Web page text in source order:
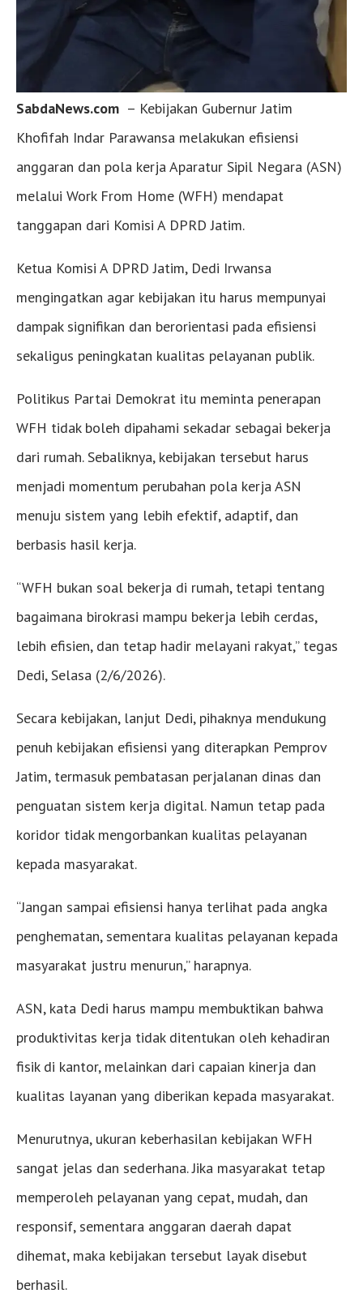
SabdaNews.com – Kebijakan Gubernur Jatim
Khofifah Indar Parawansa melakukan efisiensi
anggaran dan pola kerja Aparatur Sipil Negara (ASN)
melalui Work From Home (WFH) mendapat
tanggapan dari Komisi A DPRD Jatim.
Ketua Komisi A DPRD Jatim, Dedi Irwansa
mengingatkan agar kebijakan itu harus mempunyai
dampak signifikan dan berorientasi pada efisiensi
sekaligus peningkatan kualitas pelayanan publik.
Politikus Partai Demokrat itu meminta penerapan
WFH tidak boleh dipahami sekadar sebagai bekerja
dari rumah. Sebaliknya, kebijakan tersebut harus
menjadi momentum perubahan pola kerja ASN
menuju sistem yang lebih efektif, adaptif, dan
berbasis hasil kerja.
“WFH bukan soal bekerja di rumah, tetapi tentang
bagaimana birokrasi mampu bekerja lebih cerdas,
lebih efisien, dan tetap hadir melayani rakyat,” tegas
Dedi, Selasa (2/6/2026).
Secara kebijakan, lanjut Dedi, pihaknya mendukung
penuh kebijakan efisiensi yang diterapkan Pemprov
Jatim, termasuk pembatasan perjalanan dinas dan
penguatan sistem kerja digital. Namun tetap pada
koridor tidak mengorbankan kualitas pelayanan
kepada masyarakat.
“Jangan sampai efisiensi hanya terlihat pada angka
penghematan, sementara kualitas pelayanan kepada
masyarakat justru menurun,” harapnya.
ASN, kata Dedi harus mampu membuktikan bahwa
produktivitas kerja tidak ditentukan oleh kehadiran
fisik di kantor, melainkan dari capaian kinerja dan
kualitas layanan yang diberikan kepada masyarakat.
Menurutnya, ukuran keberhasilan kebijakan WFH
sangat jelas dan sederhana. Jika masyarakat tetap
memperoleh pelayanan yang cepat, mudah, dan
responsif, sementara anggaran daerah dapat
dihemat, maka kebijakan tersebut layak disebut
berhasil.